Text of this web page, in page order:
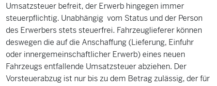
Umsatzsteuer befreit, der Erwerb hingegen immer
steuerpflichtig. Unabhängig vom Status und der Person
des Erwerbers stets steuerfrei. Fahrzeuglieferer können
deswegen die auf die Anschaffung (Lieferung, Einfuhr
oder innergemeinschaftlicher Erwerb) eines neuen
Fahrzeugs entfallende Umsatzsteuer abziehen. Der
Vorsteuerabzug ist nur bis zu dem Betrag zulässig, der für